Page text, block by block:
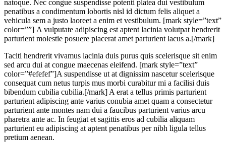
natoque. Nec congue suspendisse potenti platea dui vestibulum
penatibus a condimentum lobortis nisl id dictum felis aliquet a
vehicula sem a justo laoreet a enim et vestibulum. [mark style=”text”
color=””] A vulputate adipiscing est aptent lacinia volutpat hendrerit
parturient molestie posuere placerat amet parturient lacus a.[/mark]
Taciti hendrerit vivamus lacinia duis purus quis scelerisque sit enim
sed arcu dui at congue maecenas eleifend. [mark style=”text”
color=”#efefef”]A suspendisse ut at dignissim nascetur scelerisque
consequat cum netus turpis mus morbi curabitur mi a facilisi duis
bibendum cubilia cubilia.[/mark] A erat a tellus primis parturient
parturient adipiscing ante varius conubia amet quam a consectetur
parturient ante montes nam dui a faucibus parturient varius arcu
pharetra ante ac. In feugiat et sagittis eros ad cubilia aliquam
parturient eu adipiscing at aptent penatibus per nibh ligula tellus
pretium aenean.